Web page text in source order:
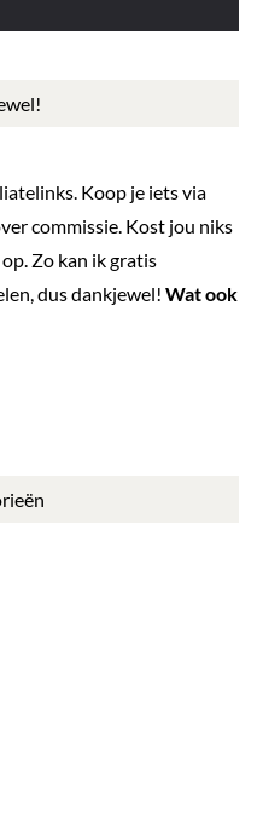
Koop je iets via
commissie. Kost jou niks
Zo kan ik gratis
dus dankjewel! Wat ook